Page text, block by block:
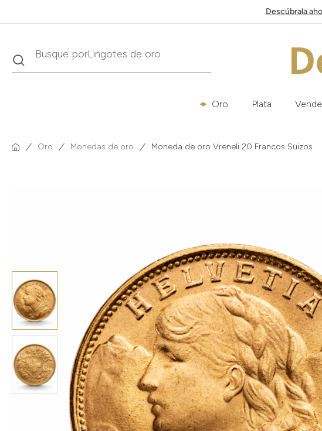
Descúbrala
BuscarBusque porKrugerrand
Oro Plata
Oro Monedas de oro Moneda de oro Vreneli 20 Francos Suizos